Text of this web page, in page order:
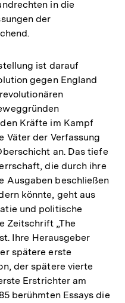
in die
der
ist darauf
gegen England
Kräfte im Kampf
Väter der Verfassung
an. Das tiefe
die durch ihre
Ausgaben beschließen
könnte, geht aus
und politische
Zeitschrift „The
Ihre Herausgeber
spätere erste
der spätere vierte
Erstrichter am
berühmten Essays die